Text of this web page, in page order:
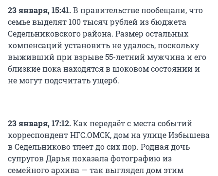
23 января, 15:41.В правительстве пообещали, что
семье выделят 100 тысяч рублей из бюджета
Седельниковского района. Размер остальных
компенсаций установить не удалось, поскольку
выживший при взрыве 55-летний мужчина и его
близкие пока находятся в шоковом состоянии и
не могут подсчитать ущерб.
23 января, 17:12.Как передаёт с места событий
корреспондент НГС.ОМСК, дом на улице Избышева
в Седельниково тлеет до сих пор. Родная дочь
супругов Дарья показала фотографию из
семейного архива — так выглядел дом этим